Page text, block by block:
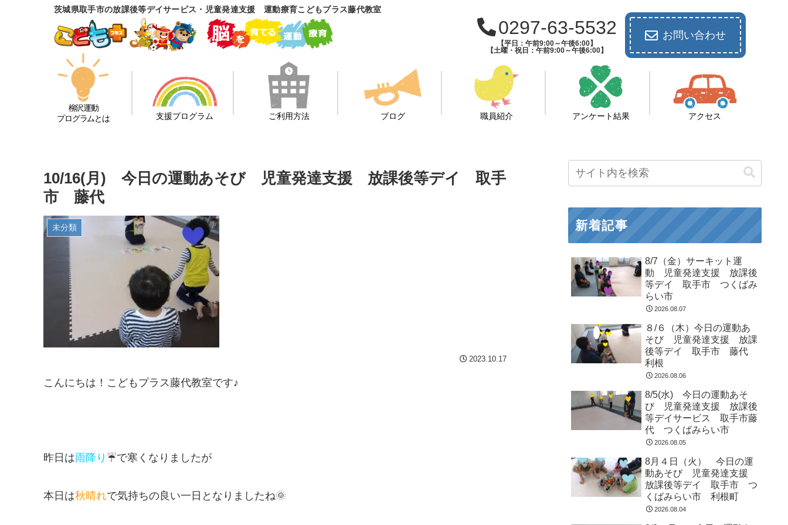
茨城県取手市の放課後等デイサービス・児童発達支援 運動療育こどもプラス藤代教室
0297-63-5532
【平日：午前9:00～午後6:00】
【土曜・祝日：午前9:00～午後6:00】
お問い合わせ
柳沢運動
プログラムとは
支援プログラム ご利用方法 ブログ 職員紹介 アンケート結果 アクセス
10/16(月) 今日の運動あそび 児童発達支援 放課後等デイ 取手
市 藤代
未分類
2023.10.17
こんにちは！こどもプラス藤代教室です♪
昨日は雨降り ☔で寒くなりましたが
本日は秋晴れで気持ちの良い一日となりましたね🌞
新着記事
8/7（金）サーキット運
動 児童発達支援 放課後
等デイ 取手市 つくばみ
らい市
2026.08.07
８/６（木）今日の運動あ
そび 児童発達支援 放課
後等デイ 取手市 藤代
利根
2026.08.06
8/5(水) 今日の運動あそ
び 児童発達支援 放課後
等デイサービス 取手市藤
代 つくばみらい市
2026.08.05
8月４日（火） 今日の運
動あそび 児童発達支援
放課後等デイ 取手市 つ
くばみらい市 利根町
2026.08.04